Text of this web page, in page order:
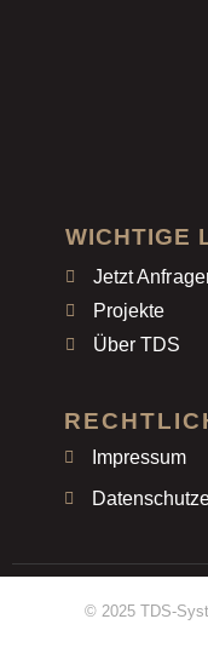
WICHTIGE
Jetzt
Projekte
Über TDS
Impressum
© 2025 TDS-